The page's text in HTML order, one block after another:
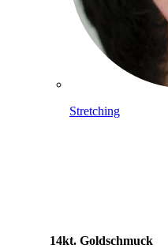
Stretching
14kt. Goldschmuck